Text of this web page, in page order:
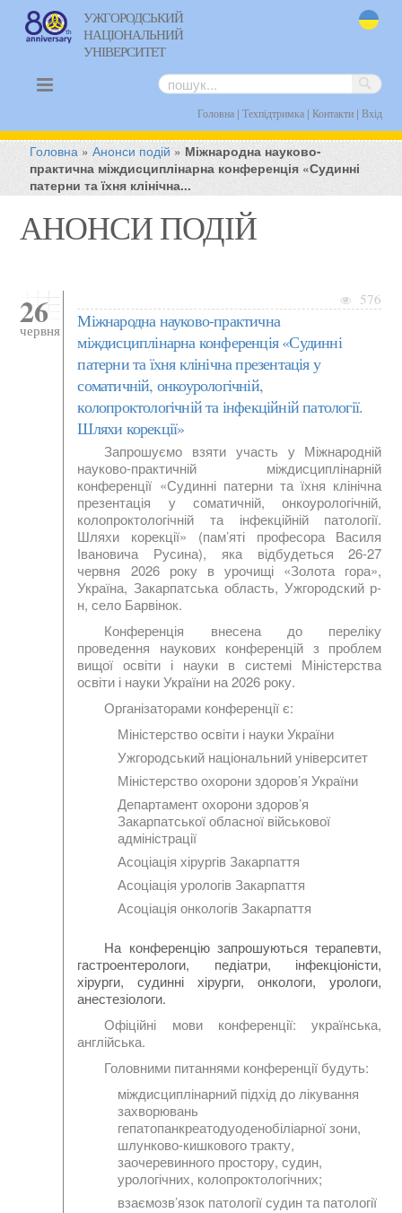
УЖГОРОДСЬКИЙ
НАЦІОНАЛЬНИЙ
УНІВЕРСИТЕТ
Головна| Техпідтримка| Контакти| Вхід
Головна »Анонси подій » Міжнародна науково-
практична міждисциплінарна конференція «Судинні
патерни та їхня клінічна...
АНОНСИ ПОДІЙ
26
червня
576
Міжнародна науково-практична
міждисциплінарна конференція «Судинні
патерни та їхня клінічна презентація у
соматичній, онкоурологічній,
колопроктологічній та інфекційній патології.
Шляхи корекції»
Запрошуємо взяти участь у Міжнародній
науково-практичній міждисциплінарній
конференції «Судинні патерни та їхня клінічна
презентація у соматичній, онкоурологічній,
колопроктологічній та інфекційній патології.
Шляхи корекції» (пам’яті професора Василя
Івановича Русина), яка відбудеться 26-27
червня 2026 року в урочищі «Золота гора»,
Україна, Закарпатська область, Ужгородский р-
н, село Барвінок.
Конференція внесена до переліку
проведення наукових конференцій з проблем
вищої освіти і науки в системі Міністерства
освіти і науки України на 2026 року.
Організаторами конференції є:
Міністерство освіти і науки України
Ужгородський національний університет
Міністерство охорони здоров’я України
Департамент охорони здоров’я
Закарпатської обласної військової
адміністрації
Асоціація хірургів Закарпаття
Асоціація урологів Закарпаття
Асоціація онкологів Закарпаття
На конференцію запрошуються терапевти,
гастроентерологи, педіатри, інфекціоністи,
хірурги, судинні хірурги, онкологи, урологи,
анестезіологи.
Офіційні мови конференції: українська,
англійська.
Головними питаннями конференції будуть:
міждисциплінарний підхід до лікування
захворювань
гепатопанкреатодуоденобіліарної зони,
шлунково-кишкового тракту,
заочеревинного простору, судин,
урологічних, колопроктологічних;
взаємозв’язок патології судин та патології